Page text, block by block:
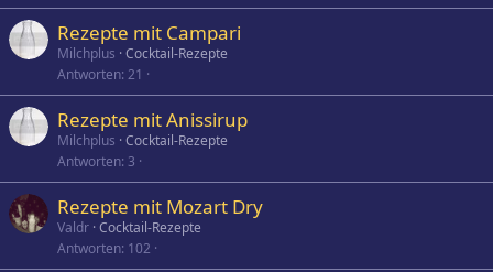
Rezepte mit Campari
Milchplus Cocktail-Rezepte
Antworten 21
Rezepte mit Anissirup
Milchplus Cocktail-Rezepte
Antworten 3
Rezepte mit Mozart Dry
Valdr Cocktail-Rezepte
Antworten 102